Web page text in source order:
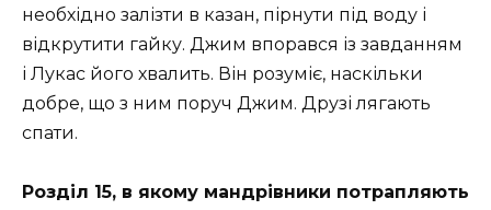
необхідно залізти в казан, пірнути під воду і
відкрутити гайку. Джим впорався із завданням
і Лукас його хвалить. Він розуміє, наскільки
добре, що з ним поруч Джим. Друзі лягають
спати.
Розділ 15, в якому мандрівники потрапляють